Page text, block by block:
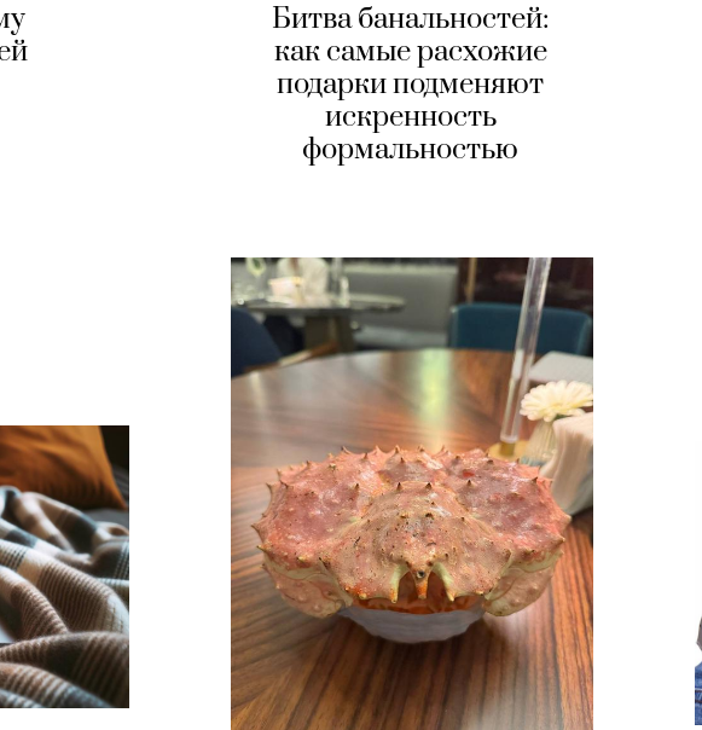
Битва банальностей:
как самые расхожие
подарки подменяют
искренность
формальностью